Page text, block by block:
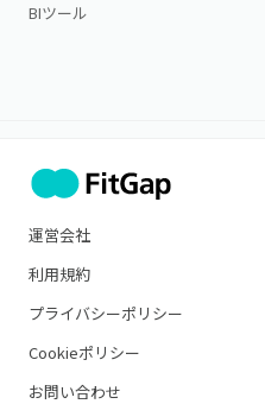
BIツール
運営会社
利用規約
プライバシーポリシー
Cookieポリシー
お問い合わせ